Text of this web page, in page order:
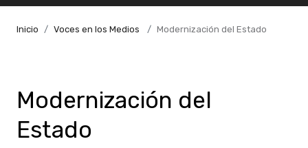
Inicio Voces en los Medios Modernización del Estado
Modernización del
Estado